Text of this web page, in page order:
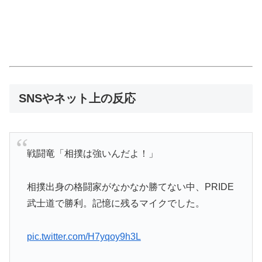
SNSやネット上の反応
戦闘竜「相撲は強いんだよ！」
相撲出身の格闘家がなかなか勝てない中、PRIDE
武士道で勝利。記憶に残るマイクでした。
pic.twitter.com/H7yqoy9h3L